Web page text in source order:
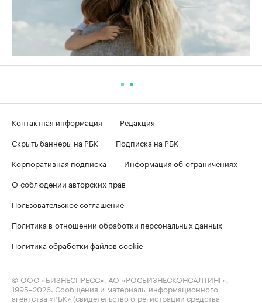
Контактная информация
Редакция
Скрыть баннеры на РБК
Подписка на РБК
Корпоративная подписка
Информация об ограничениях
О соблюдении авторских прав
Пользовательское соглашение
Политика в отношении обработки персональных данных
Политика обработки файлов cookie
© ООО «БИЗНЕСПРЕСС», АО «РОСБИЗНЕСКОНСАЛТИНГ»,
1995–2026. Сообщения и материалы информационного
агентства «РБК» (свидетельство о регистрации средства